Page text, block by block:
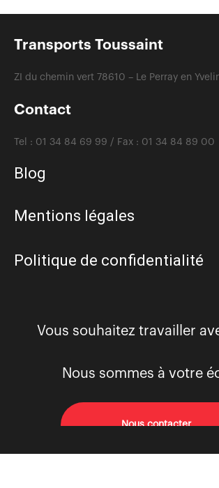
Transports Toussaint
ZI du chemin vert 78610 – Le Perray en
Contact
Tel : 01 34 84 69 99 / Fax : 01 34 84 89 00
Blog
Mentions légales
Politique de confidentialité
Vous souhaitez travailler
Nous sommes à votre
Nous contacter